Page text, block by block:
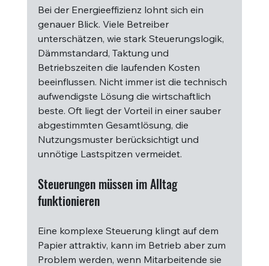
Bei der Energieeffizienz lohnt sich ein
genauer Blick. Viele Betreiber
unterschätzen, wie stark Steuerungslogik,
Dämmstandard, Taktung und
Betriebszeiten die laufenden Kosten
beeinflussen. Nicht immer ist die technisch
aufwendigste Lösung die wirtschaftlich
beste. Oft liegt der Vorteil in einer sauber
abgestimmten Gesamtlösung, die
Nutzungsmuster berücksichtigt und
unnötige Lastspitzen vermeidet.
Steuerungen müssen im Alltag
funktionieren
Eine komplexe Steuerung klingt auf dem
Papier attraktiv, kann im Betrieb aber zum
Problem werden, wenn Mitarbeitende sie